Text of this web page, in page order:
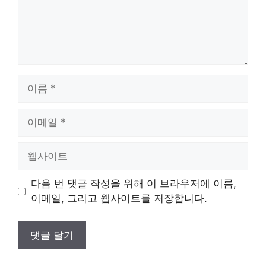
트
다음 번 댓글 작성을 위해 이 브라우저에 이름,
이메일, 그리고 웹사이트를 저장합니다.